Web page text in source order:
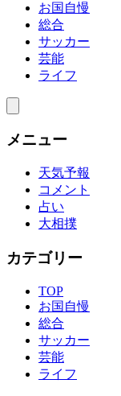
お国自慢
総合
サッカー
芸能
ライフ
メニュー
天気予報
コメント
占い
大相撲
カテゴリー
TOP
お国自慢
総合
サッカー
芸能
ライフ